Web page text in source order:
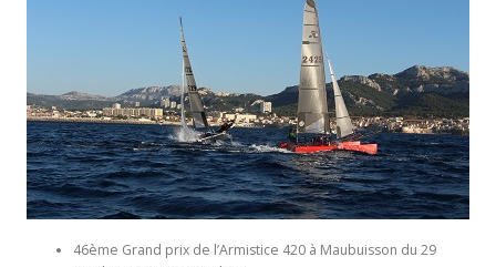
46ème Grand prix de l’Armistice 420 à Maubuisson du 29